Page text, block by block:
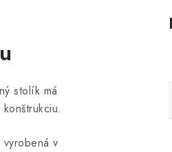
stolík má
v